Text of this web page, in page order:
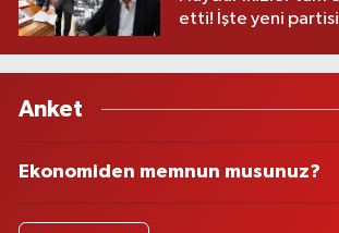
etti! İşte yeni partisi
Anket
Ekonomiden memnun musunuz?